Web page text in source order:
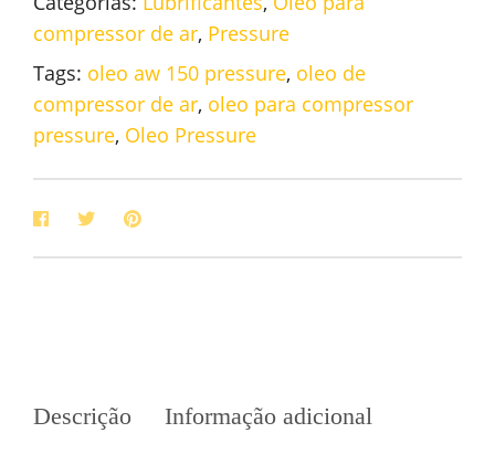
compressor de ar, Pressure
Tags: oleo aw 150 pressure, oleo de
compressor de ar, oleo para compressor
pressure, Oleo Pressure
Descrição Informação adicional